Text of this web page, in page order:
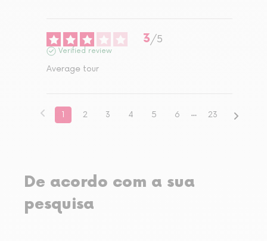
3/5
Verified review
Average tour
1 2 3 4 5 6 23
De acordo com a sua
pesquisa